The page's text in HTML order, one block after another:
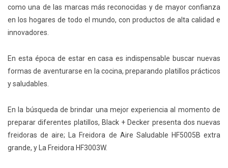
como una de las marcas más reconocidas y de mayor confianza
en los hogares de todo el mundo, con productos de alta calidad e
innovadores.
En esta época de estar en casa es indispensable buscar nuevas
formas de aventurarse en la cocina, preparando platillos prácticos
y saludables.
En la búsqueda de brindar una mejor experiencia al momento de
preparar diferentes platillos, Black + Decker presenta dos nuevas
freidoras de aire; La Freidora de Aire Saludable HF5005B extra
grande, y La Freidora HF3003W.